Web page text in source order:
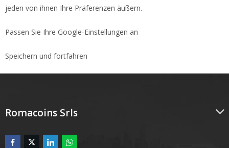
jeden von ihnen Ihre Präferenzen äußern.
Passen Sie Ihre Google-Einstellungen an
Speichern und fortfahren
Romacoins Srls